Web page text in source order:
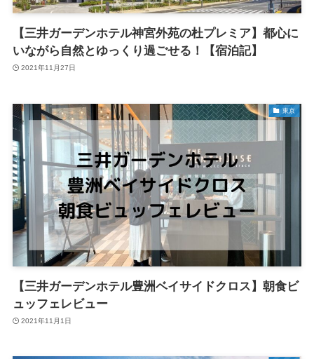
【三井ガーデンホテル神宮外苑の杜プレミア】都心に
いながら自然とゆっくり過ごせる！【宿泊記】
2021年11月27日
東京
【三井ガーデンホテル豊洲ベイサイドクロス】朝食ビ
ュッフェレビュー
2021年11月1日